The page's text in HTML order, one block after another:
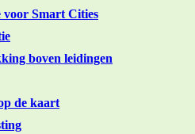
voor Smart Cities
boven leidingen
de kaart